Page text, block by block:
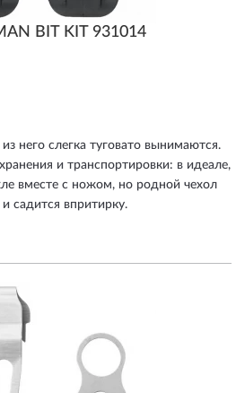
BIT KIT 931014
него слегка туговато вынимаются.
и транспортировки: в идеале,
вместе с ножом, но родной чехол
садится впритирку.